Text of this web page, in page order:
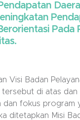
Pada
Visi Badan
tersebut di atas dan
dan fokus program
ditetapkan Misi